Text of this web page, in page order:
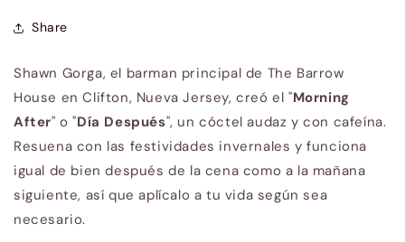
Share
Shawn Gorga, el barman principal de The Barrow
House en Clifton, Nueva Jersey, creó el "Morning
After" o "Día Después", un cóctel audaz y con cafeína.
Resuena con las festividades invernales y funciona
igual de bien después de la cena como a la mañana
siguiente, así que aplícalo a tu vida según sea
necesario.